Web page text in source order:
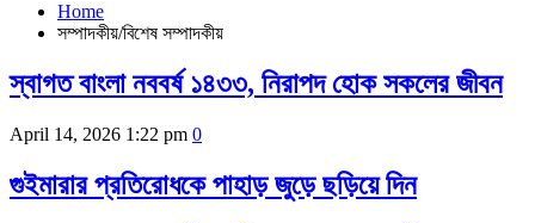
Home
সম্পাদকীয়/বিশেষ সম্পাদকীয়
স্বাগত বাংলা নববর্ষ ১৪৩৩, নিরাপদ হোক সকলের জীবন
April 14, 2026 1:22 pm 0
গুইমারার প্রতিরোধকে পাহাড় জুড়ে ছড়িয়ে দিন